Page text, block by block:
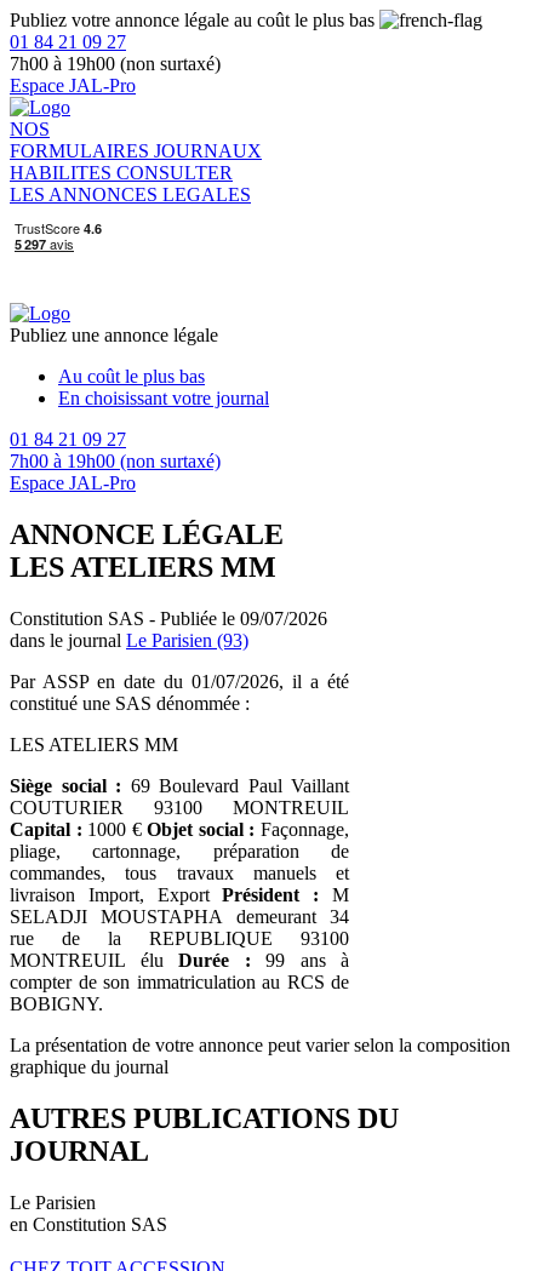
Publiez votre annonce légale au coût le plus bas
01 84 21 09 27
7h00 à 19h00 (non surtaxé)
Espace JAL-Pro
NOS
FORMULAIRES JOURNAUX
HABILITES CONSULTER
LES ANNONCES LEGALES
Publiez une annonce légale
Au coût le plus bas
En choisissant votre journal
01 84 21 09 27
7h00 à 19h00 (non surtaxé)
Espace JAL-Pro
ANNONCE LÉGALE
LES ATELIERS MM
Constitution SAS - Publiée le 09/07/2026
dans le journal Le Parisien (93)
Par ASSP en date du 01/07/2026, il a été
constitué une SAS dénommée :
LES ATELIERS MM
Siège social : 69 Boulevard Paul Vaillant
COUTURIER 93100 MONTREUIL
Capital : 1000 €Objet social : Façonnage,
pliage, cartonnage, préparation de
commandes, tous travaux manuels et
livraison Import, ExportPrésident : M
SELADJI MOUSTAPHA demeurant 34
rue de la REPUBLIQUE 93100
MONTREUIL élu Durée : 99 ans à
compter de son immatriculation au RCS de
BOBIGNY.
La présentation de votre annonce peut varier selon la composition
graphique du journal
AUTRES PUBLICATIONS DU
JOURNAL
Le Parisien
en Constitution SAS